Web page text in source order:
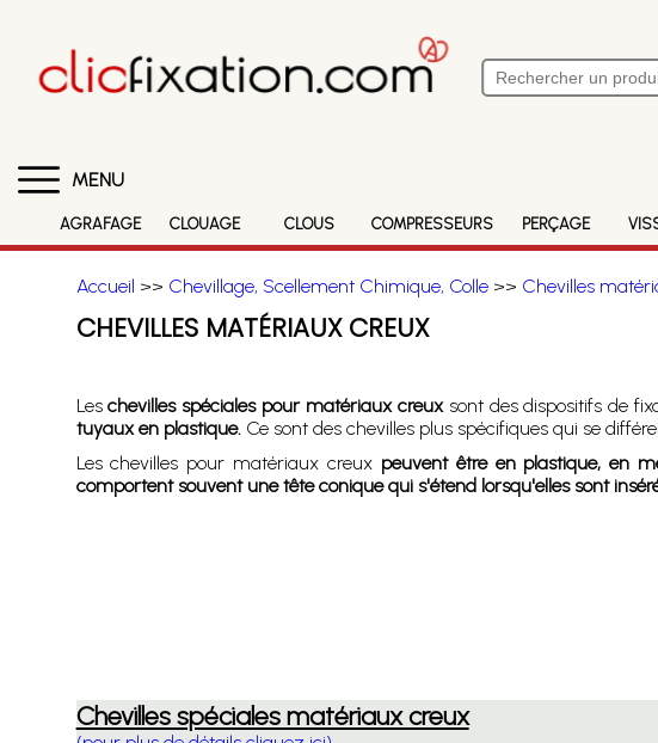
MENU
AGRAFAGE CLOUAGE CLOUS COMPRESSEURS PERÇAGE
Accueil >> Chevillage, Scellement Chimique, Colle>> Chevilles
CHEVILLES MATÉRIAUX CREUX
Leschevilles spéciales pour matériaux creuxsont des dispositifs de
tuyaux en plastique.Ce sont des chevilles plus spécifiques qui se
Les chevilles pour matériaux creux peuvent être en plastique, en
comportent souvent une tête conique qui s'étend lorsqu'elles sont
Chevilles spéciales matériaux creux